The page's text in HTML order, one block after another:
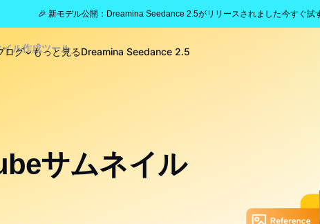
🎉 新モデル公開：Dreamina Seedance 2.5がリリースされました今すぐ試
ログ もっと見るDreamina Seedance 2.5
ル作成ツール
サムネイル